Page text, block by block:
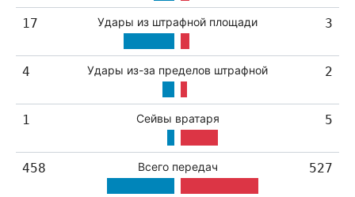
17 Удары из штрафной площади 3
4 Удары из-за пределов штрафной 2
1 Сейвы вратаря 5
458 Всего передач 527